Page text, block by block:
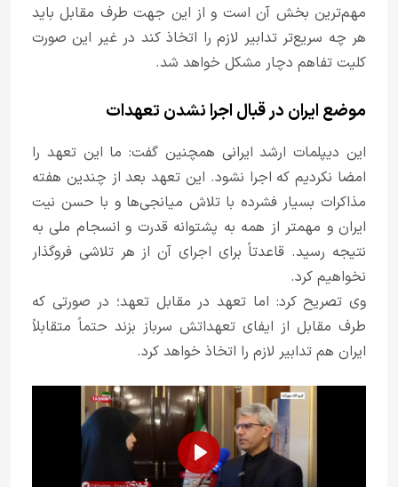
مهم‌ترین بخش آن است و از این جهت طرف مقابل باید
هر چه سریع‌تر تدابیر لازم را اتخاذ کند در غیر این صورت
کلیت تفاهم دچار مشکل خواهد شد.
موضع ایران در قبال اجرا نشدن تعهدات
این دیپلمات ارشد ایرانی همچنین گفت: ما این تعهد را
امضا نکردیم که اجرا نشود. این تعهد بعد از چندین هفته
مذاکرات بسیار فشرده با تلاش میانجی‌ها و با حسن نیت
ایران و مهمتر از همه به پشتوانه قدرت و انسجام ملی به
نتیجه رسید. قاعدتاً برای اجرای آن از هر تلاشی فروگذار
نخواهیم کرد.
وی تصریح کرد: اما تعهد در مقابل تعهد؛ در صورتی که
طرف مقابل از ایفای تعهداتش سرباز بزند حتماً متقابلاً
ایران هم تدابیر لازم را اتخاذ خواهد کرد.